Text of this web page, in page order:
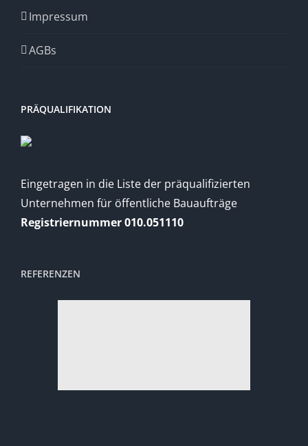
Impressum
AGBs
PRÄQUALIFIKATION
Eingetragen in die Liste der präqualifizierten
Unternehmen für öffentliche Bauaufträge
Registriernummer 010.051110
REFERENZEN